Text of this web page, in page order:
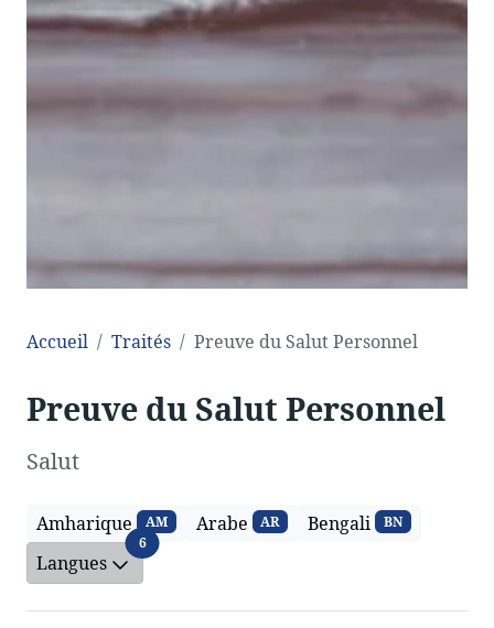
Accueil Traités Preuve du Salut Personnel
Preuve du Salut Personnel
Salut
Amharique AM Arabe AR Bengali BN
Langues
6Langues